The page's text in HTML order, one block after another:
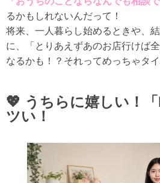
るかもしれないんだって！
将来、一人暮らし始めるときや、
に、「とりあえずあのお店行けば
なるかも！？それってめっちゃタ
💖 うちらに嬉しい！
ツい！